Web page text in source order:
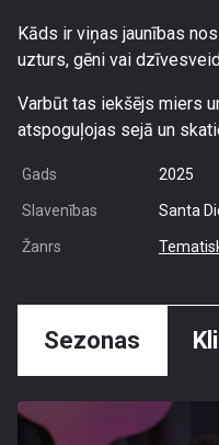
Kāds ir viņas jaunības
uzturs, gēni vai
Varbūt tas iekšējs miers
atspoguļojas sejā un
Gads 2025
Slavenības Santa
Žanrs
Sezonas